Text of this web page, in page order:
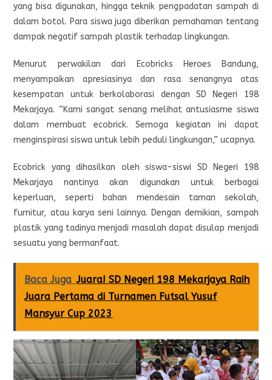
yang bisa digunakan, hingga teknik pengpadatan sampah di
dalam botol. Para siswa juga diberikan pemahaman tentang
dampak negatif sampah plastik terhadap lingkungan.
Menurut perwakilan dari Ecobricks Heroes Bandung,
menyampaikan apresiasinya dan rasa senangnya atas
kesempatan untuk berkolaborasi dengan SD Negeri 198
Mekarjaya. “Kami sangat senang melihat antusiasme siswa
dalam membuat ecobrick. Semoga kegiatan ini dapat
menginspirasi siswa untuk lebih peduli lingkungan,” ucapnya.
Ecobrick yang dihasilkan oleh siswa-siswi SD Negeri 198
Mekarjaya nantinya akan digunakan untuk berbagai
keperluan, seperti bahan mendesain taman sekolah,
furnitur, atau karya seni lainnya. Dengan demikian, sampah
plastik yang tadinya menjadi masalah dapat disulap menjadi
sesuatu yang bermanfaat.
Baca Juga Juara! SD Negeri 198 Mekarjaya Raih
Juara Pertama di Turnamen Futsal Yusuf
Mansyur Cup 2023